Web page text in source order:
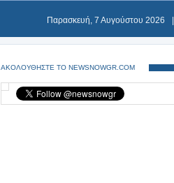
Παρασκευή, 7 Αυγούστου 2026
ΑΚΟΛΟΥΘΗΣΤΕ ΤΟ NEWSNOWGR.COM